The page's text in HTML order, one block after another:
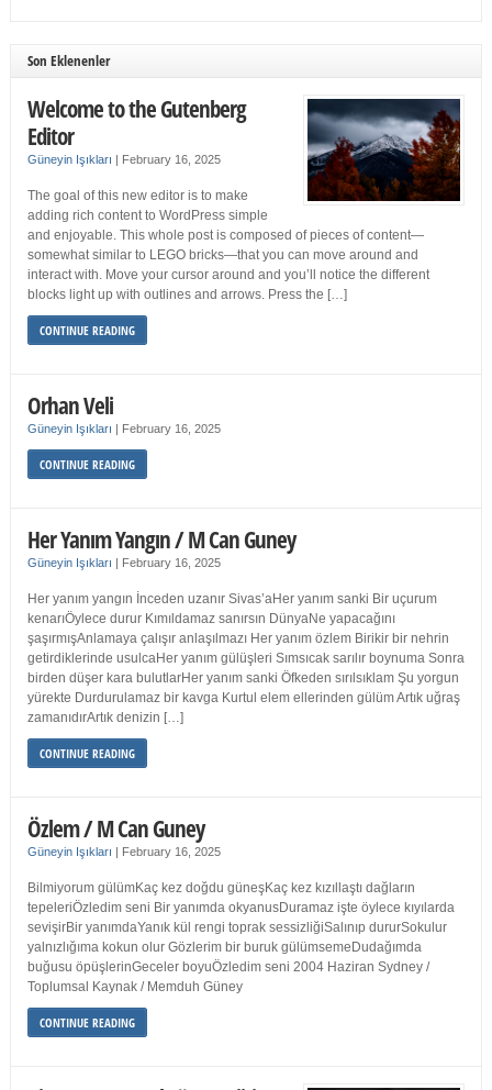
Son Eklenenler
Welcome to the Gutenberg
Editor
Güneyin Işıkları | February 16, 2025
The goal of this new editor is to make
adding rich content to WordPress simple
and enjoyable. This whole post is composed of pieces of content—
somewhat similar to LEGO bricks—that you can move around and
interact with. Move your cursor around and you’ll notice the different
blocks light up with outlines and arrows. Press the […]
CONTINUE READING
Orhan Veli
Güneyin Işıkları | February 16, 2025
CONTINUE READING
Her Yanım Yangın / M Can Guney
Güneyin Işıkları | February 16, 2025
Her yanım yangın İnceden uzanır Sivas’aHer yanım sanki Bir uçurum
kenarıÖylece durur Kımıldamaz sanırsın DünyaNe yapacağını
şaşırmışAnlamaya çalışır anlaşılmazı Her yanım özlem Birikir bir nehrin
getirdiklerinde usulcaHer yanım gülüşleri Sımsıcak sarılır boynuma Sonra
birden düşer kara bulutlarHer yanım sanki Öfkeden sırılsıklam Şu yorgun
yürekte Durdurulamaz bir kavga Kurtul elem ellerinden gülüm Artık uğraş
zamanıdırArtık denizin […]
CONTINUE READING
Özlem / M Can Guney
Güneyin Işıkları | February 16, 2025
Bilmiyorum gülümKaç kez doğdu güneşKaç kez kızıllaştı dağların
tepeleriÖzledim seni Bir yanımda okyanusDuramaz işte öylece kıyılarda
sevişirBir yanımdaYanık kül rengi toprak sessizliğiSalınıp dururSokulur
yalnızlığıma kokun olur Gözlerim bir buruk gülümsemeDudağımda
buğusu öpüşlerinGeceler boyuÖzledim seni 2004 Haziran Sydney /
Toplumsal Kaynak / Memduh Güney
CONTINUE READING